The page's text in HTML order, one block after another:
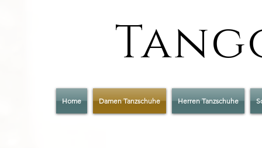
Home Damen Tanzschuhe Herren Tanzschuhe